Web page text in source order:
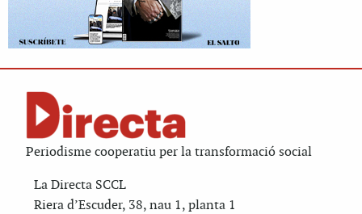
Periodisme cooperatiu per la transformació social
La Directa SCCL
Riera d’Escuder, 38, nau 1, planta 1